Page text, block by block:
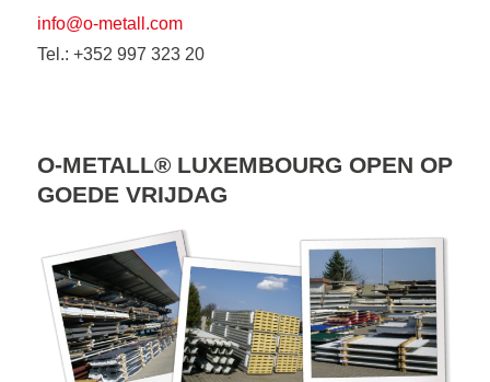
info@o-metall.com
Tel.: +352 997 323 20
O-METALL® LUXEMBOURG OPEN OP
GOEDE VRIJDAG